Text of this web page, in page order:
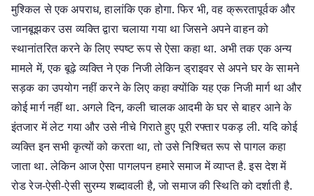
मुश्किल से एक अपराध, हालांकि एक होगा. फिर भी, वह क्रूरतापूर्वक और
जानबूझकर उस व्यक्ति द्वारा चलाया गया था जिसने अपने वाहन को
स्थानांतरित करने के लिए स्पष्ट रूप से ऐसा कहा था. अभी तक एक अन्य
मामले में, एक बूढ़े व्यक्ति ने एक निजी लेकिन ड्राइवर से अपने घर के सामने
सड़क का उपयोग नहीं करने के लिए कहा क्योंकि यह एक निजी मार्ग था और
कोई मार्ग नहीं था. अगले दिन, कली चालक आदमी के घर से बाहर आने के
इंतजार में लेट गया और उसे नीचे गिराते हुए पूरी रफ्तार पकड़ ली. यदि कोई
व्यक्ति इन सभी कृत्यों को करता था, तो उसे निश्चित रूप से पागल कहा
जाता था. लेकिन आज ऐसा पागलपन हमारे समाज में व्याप्त है. इस देश में
रोड रेज-ऐसी-ऐसी सुरम्य शब्दावली है, जो समाज की स्थिति को दर्शाती है.